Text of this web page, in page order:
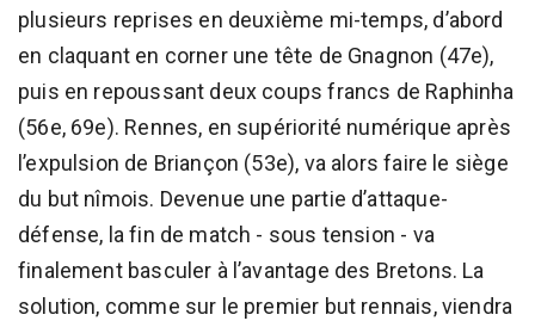
plusieurs reprises en deuxième mi-temps, d’abord
en claquant en corner une tête de Gnagnon (47e),
puis en repoussant deux coups francs de Raphinha
(56e, 69e). Rennes, en supériorité numérique après
l’expulsion de Briançon (53e), va alors faire le siège
du but nîmois. Devenue une partie d’attaque-
défense, la fin de match - sous tension - va
finalement basculer à l’avantage des Bretons. La
solution, comme sur le premier but rennais, viendra